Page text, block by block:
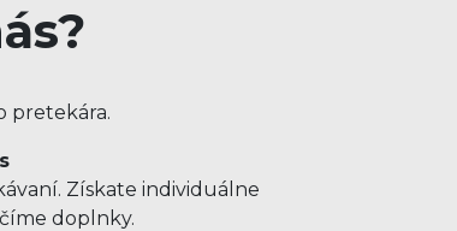
pretekára.
Získate individuálne
doplnky.